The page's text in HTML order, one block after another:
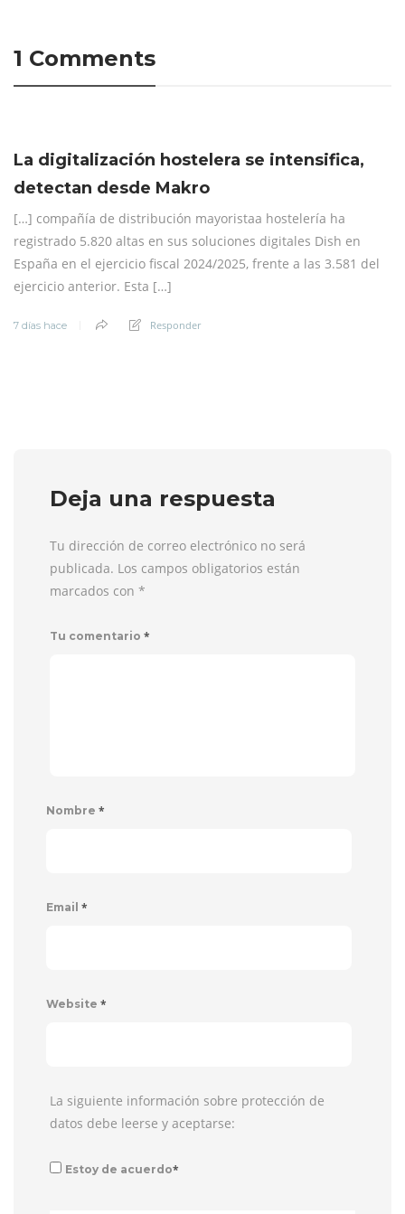
1 Comments
La digitalización hostelera se intensifica,
detectan desde Makro
[…] compañía de distribución mayoristaa hostelería ha
registrado 5.820 altas en sus soluciones digitales Dish en
España en el ejercicio fiscal 2024/2025, frente a las 3.581 del
ejercicio anterior. Esta […]
7 días hace Responder
Deja una respuesta
Tu dirección de correo electrónico no será
publicada. Los campos obligatorios están
marcados con *
Tu comentario *
Nombre *
Email *
Website *
La siguiente información sobre protección de
datos debe leerse y aceptarse:
Estoy de acuerdo*